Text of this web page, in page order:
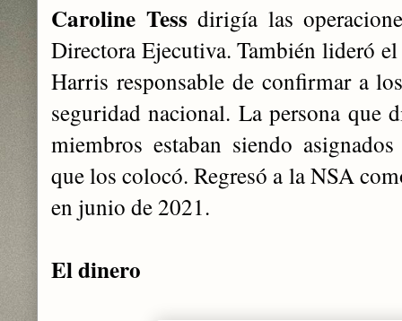
Caroline Tess dirigía las
Directora Ejecutiva. También lideró
Harris responsable de confirmar a
seguridad nacional. La persona que
miembros estaban siendo
que los colocó. Regresó a la NSA
en junio de 2021.
El dinero